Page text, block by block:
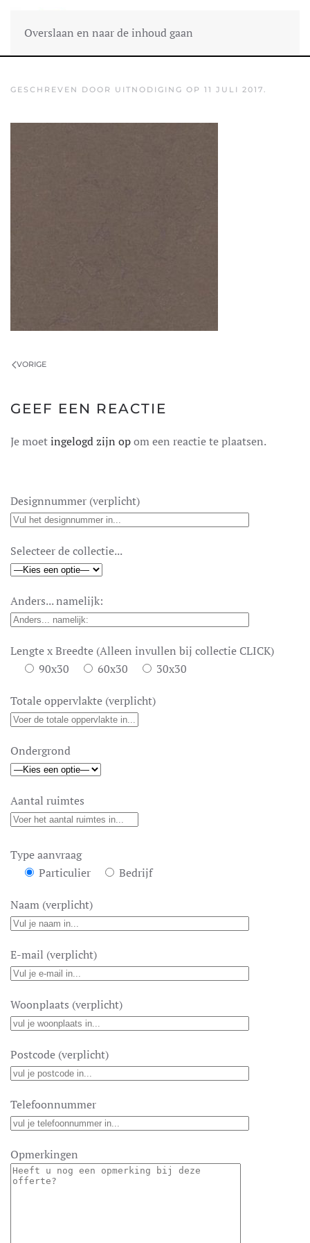
Overslaan en naar de inhoud gaan
GESCHREVEN DOOR UITNODIGING OP 11 JULI 2017.
VORIGE
GEEF EEN REACTIE
Je moetingelogd zijn opom een reactie te plaatsen.
Designnummer (verplicht)
Selecteer de collectie...
Anders... namelijk:
Lengte x Breedte (Alleen invullen bij collectie CLICK)
90x30
60x30 30x30
Totale oppervlakte (verplicht)
Ondergrond
Aantal ruimtes
Type aanvraag
Particulier
Bedrijf
Naam (verplicht)
E-mail (verplicht)
Woonplaats (verplicht)
Postcode (verplicht)
Telefoonnummer
Opmerkingen